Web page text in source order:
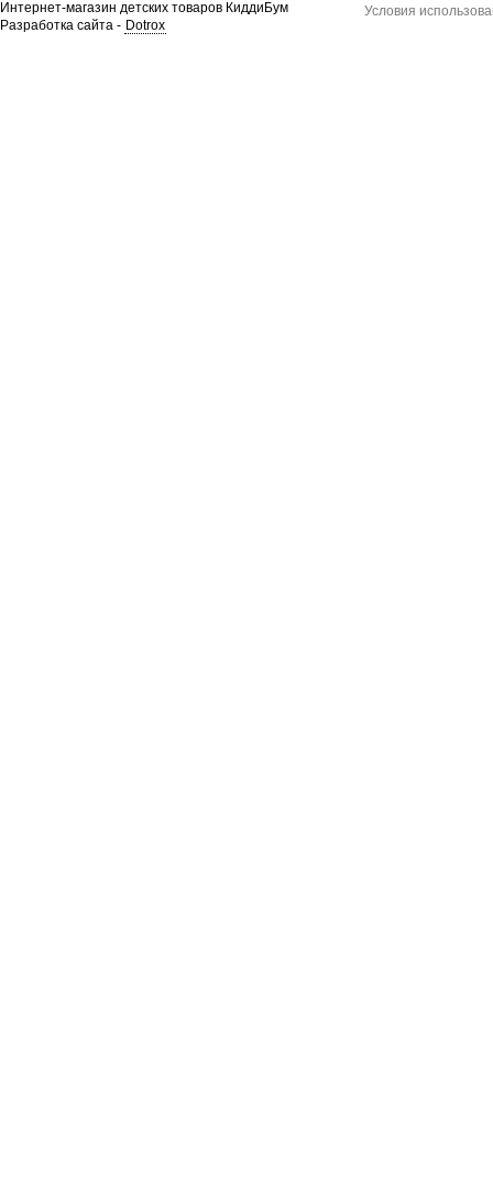
Интернет-магазин детских товаров КиддиБум
Разработка сайта - Dotrox
Условия